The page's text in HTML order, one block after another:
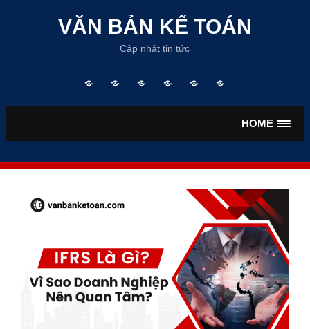
content
VĂN BẢN KẾ TOÁN
Cập nhật tin tức
chủ
VẤN
BẢN
BẢN
LƯƠNGHIỂM
HOME